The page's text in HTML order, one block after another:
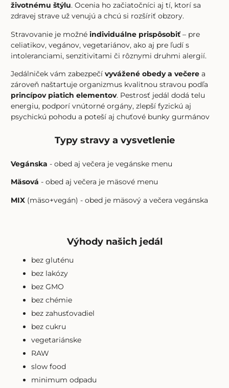
životnému štýlu. Ocenia ho začiatočníci aj tí, ktorí sa
zdravej strave už venujú a chcú si rozšíriť obzory.
Stravovanie je možnéindividuálne prispôsobiť – pre
celiatikov, vegánov, vegetariánov, ako aj pre ľudí s
intoleranciami, senzitivitami či rôznymi druhmi alergií.
Jedálniček vám zabezpečívyvážené obedy a večere a
zároveň naštartuje organizmus kvalitnou stravou podľa
princípov piatich elementov. Pestrosť jedál dodá telu
energiu, podporí vnútorné orgány, zlepší fyzickú aj
psychickú pohodu a poteší aj chuťové bunky gurmánov
Typy stravy a vysvetlenie
Vegánska - obed aj večera je vegánske menu
Mäsová - obed aj večera je mäsové menu
MIX (mäso+vegán) - obed je mäsový a večera vegánska
Výhody našich jedál
bez gluténu
bez lakózy
bez GMO
bez chémie
bez zahusťovadiel
bez cukru
vegetariánske
RAW
slow food
minimum odpadu